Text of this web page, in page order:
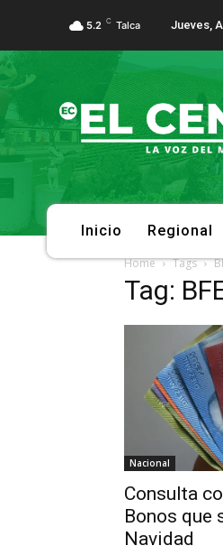
5.2 C Talca Jueves,
Inicio Regional
Home Tags
Tag:
Nacional
Consulta
Bonos que
Navidad